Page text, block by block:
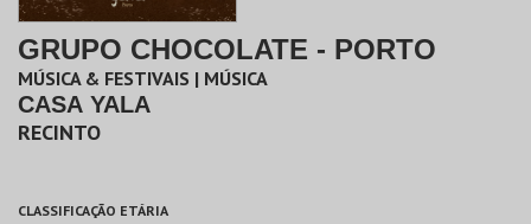
GRUPO CHOCOLATE - PORTO
MÚSICA & FESTIVAIS | MÚSICA
CASA YALA
RECINTO
CLASSIFICAÇÃO ETÁRIA